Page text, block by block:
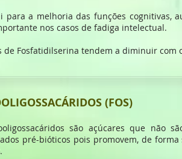
para a melhoria das funções cognitivas,
nos casos de fadiga intelectual.
de Fosfatidilserina tendem a diminuir com
(FOS)
são açúcares que não
pré-bióticos pois promovem, de